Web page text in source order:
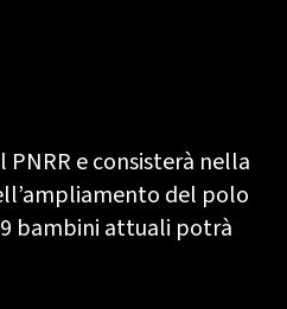
e consisterà nella
del polo
bambini attuali potrà